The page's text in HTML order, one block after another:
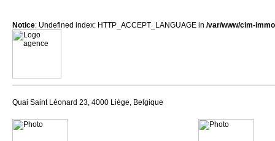
Notice: Undefined index: HTTP_ACCEPT_LANGUAGE in /var/www/cim-
Quai Saint Léonard 23, 4000 Liège, Belgique